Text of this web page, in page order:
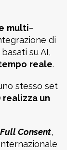
multi–
di
basati su AI,
reale.
stesso set
realizza un
Full Consent,